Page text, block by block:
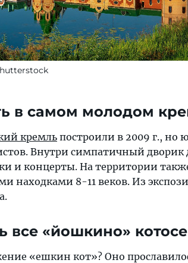
в самом молодом
кремль построили в 2009 г., но
Внутри симпатичный дворик
и концерты. На территории
находками 8-11 веков. Из
все «йошкино»
«ешкин кот»? Оно